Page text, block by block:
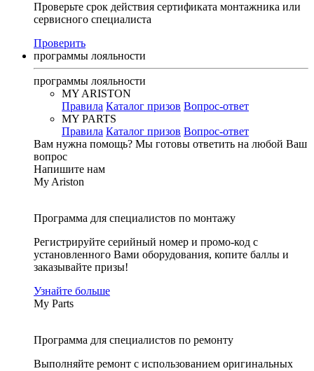
Проверьте срок действия сертификата монтажника или
сервисного специалиста
Проверить
программы лояльности
программы лояльности
MY ARISTON
Правила Каталог призов Вопрос-ответ
MY PARTS
Правила Каталог призов Вопрос-ответ
Вам нужна помощь? Мы готовы ответить на любой Ваш
вопрос
Напишите нам
My Ariston
Программа для специалистов по монтажу
Регистрируйте серийный номер и промо-код с
установленного Вами оборудования, копите баллы и
заказывайте призы!
Узнайте больше
My Parts
Программа для специалистов по ремонту
Выполняйте ремонт с использованием оригинальных